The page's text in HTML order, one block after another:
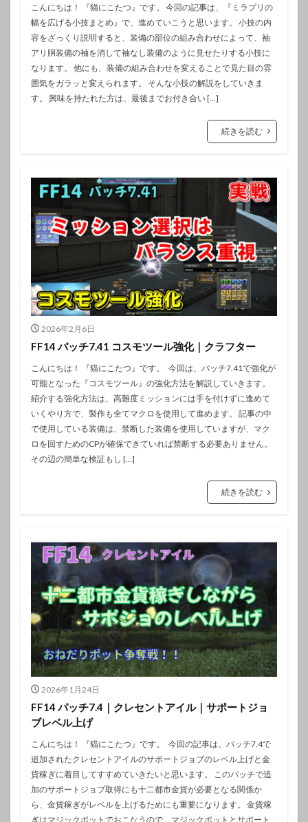
こんにちは！ 『猫にこたつ』です。 今回の記事は、『ミラプリの
幅を広げる小技まとめ』で、進めていこうと思います。 小技の内
容をざっくり説明すると、装備の部位の組み合わせによって、袖
アリ胴装備の袖を消して袖なし装備のように見せたりする小技に
なります。 他にも、装備の組み合わせを変えることで見た目の雰
囲気をガラッと変えられます。 そんな小技の解説をしていきま
す。 興味を持たれた方は、最後までお付き合い […]
続きを読む
2026年2月6日
FF14 パッチ7.41 コスモツール強化｜クラフター
こんにちは！ 『猫にこたつ』です。 今回は、パッチ7.41で強化が
可能となった『コスモツール』の強化方法を解説していきます。
紹介する強化方法は、高難度ミッションには手を付けずに進めて
いくやり方で、製作も全てマクロを使用して進めます。 記事の中
で使用している装備は、禁断した装備を使用していますが、マク
ロを回すためのCPが確保できていれば禁断する必要ありません。
その辺の簡単な検証もし […]
続きを読む
2026年1月24日
FF14 パッチ7.4｜クレセントアイル｜サポートジョ
ブレベル上げ
こんにちは！ 『猫にこたつ』です。 今回の記事は、パッチ7.4で
追加されたクレセントアイルのサポートジョブのレベル上げと金
貨稼ぎに着目してすすめていきたいと思います。 このパッチで追
加のサポートジョブ取得にも十二都市金貨が必要となる関係か
ら、金貨稼ぎがレベルを上げるためにも重要になります。 金貨稼
ぎはマジックポットでおこなうので、マジックポットとサポート